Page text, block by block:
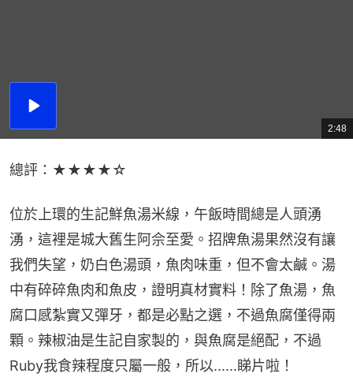
播
總
共
2:48
總評：★★★★☆
位於上環的生記鮮魚湯米線，午飯時間總是人頭湧
湧，這裡是城大舊生阿佘至愛。招牌魚湯果然沒有讓
我們失望，奶白色湯頭，魚肉味重，但不會太鹹。湯
中有碎碎魚肉和魚皮，證明真材實料！除了魚湯，魚
腐口感紮實又彈牙，都是必點之選，不過魚腐僅得兩
顆。辣椒油是生記自家製的，與魚腐是絕配，不過
Ruby我食辣程度只屬一般，所以......睇片啦！